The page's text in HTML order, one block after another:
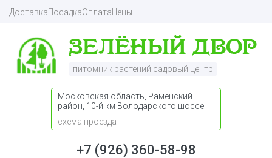
ДоставкаПосадкаОплата Цены
питомник растений садовый центр
Московская область, Раменский
район, 10-й км Володарского шоссе
схема проезда
+7 (926) 360-58-98